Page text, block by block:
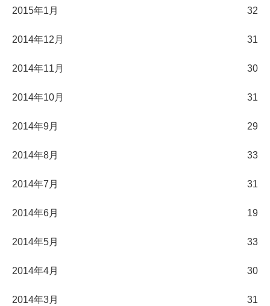
2015年1月 32
2014年12月 31
2014年11月 30
2014年10月 31
2014年9月 29
2014年8月 33
2014年7月 31
2014年6月 19
2014年5月 33
2014年4月 30
2014年3月 31